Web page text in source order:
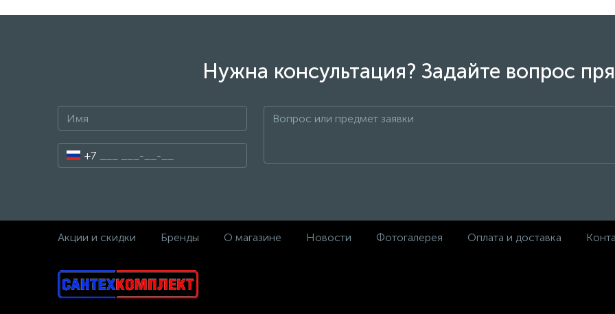
Нужна консультация? Задайте вопрос
+7
Акции и скидки Бренды О магазине Новости Фотогалерея Оплата и доставка